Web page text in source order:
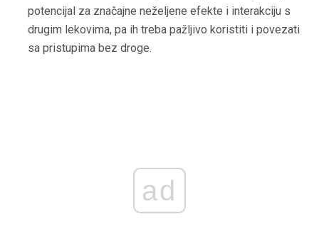
potencijal za značajne neželjene efekte i interakciju s
drugim lekovima, pa ih treba pažljivo koristiti i povezati
sa pristupima bez droge.
ad